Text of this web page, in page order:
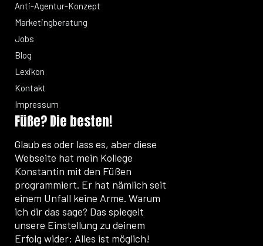
Anti-Agentur-Konzept
Marketingberatung
Jobs
Blog
Lexikon
Kontakt
Impressum
Füße? Die besten!
Glaub es oder lass es, aber diese
Webseite hat mein Kollege
Konstantin mit den Füßen
programmiert. Er hat nämlich seit
einem Unfall keine Arme. Warum
ich dir das sage? Das spiegelt
unsere Einstellung zu deinem
Erfolg wider: Alles ist möglich!